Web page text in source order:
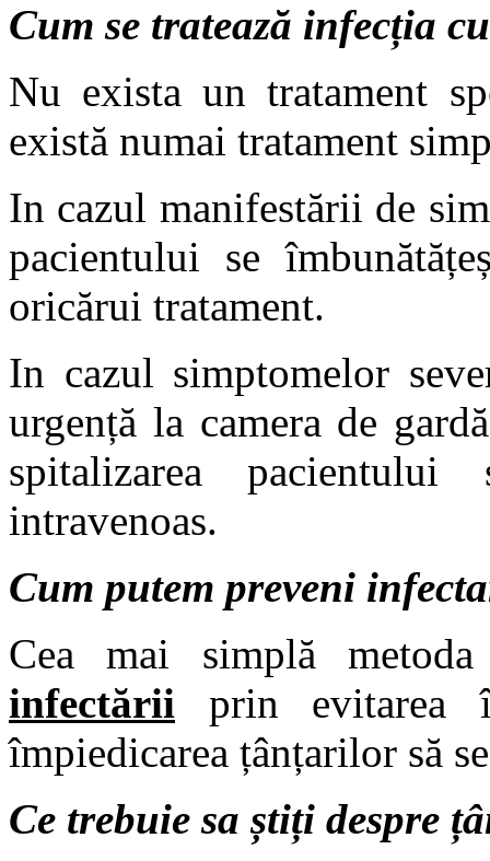
Cum se tratează infecția
Nu exista un tratament
există numai tratament
In cazul manifestării de
pacientului se
oricărui tratament.
In cazul simptomelor
urgență la camera de
spitalizarea
intravenoas.
Cum putem preveni
Cea mai simplă
infectării prin evitarea
împiedicarea țânțarilor să
Ce trebuie sa știți despre